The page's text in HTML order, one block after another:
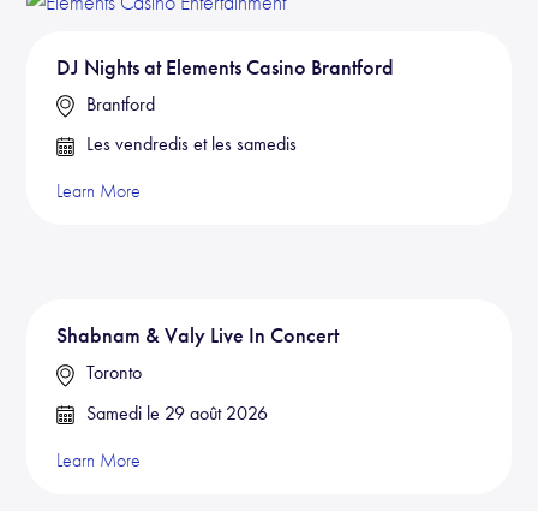
DJ Nights at Elements Casino Brantford
Brantford
Les vendredis et les samedis
Learn More
Shabnam & Valy Live In Concert
Toronto
Samedi le 29 août 2026
Learn More